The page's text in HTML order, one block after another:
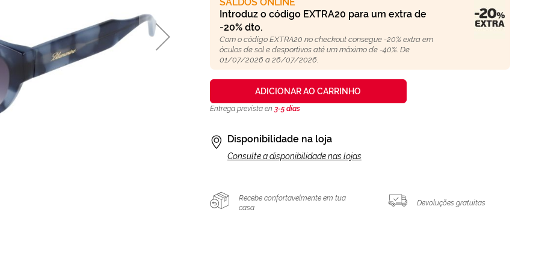
Introduz o código EXTRA20 para um extra de
-20% dto.
Com o código EXTRA20 no checkout consegue -20% extra em
óculos de sol e desportivos até um máximo de -40%. De
01/07/2026 a 26/07/2026.
ADICIONAR AO CARRINHO
Entrega prevista en 3-5 días
Disponibilidade na loja
Consulte a disponibilidade nas lojas
Recebe confortavelmente em tua
casa
Devoluções gratuitas